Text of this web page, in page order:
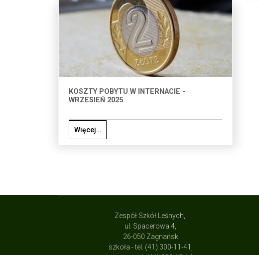
KOSZTY POBYTU W INTERNACIE -
WRZESIEŃ 2025
Więcej…
Zespół Szkół Leśnych,
ul. Spacerowa 4,
26-050 Zagnańsk
szkoła - tel. (41) 300-11-41,